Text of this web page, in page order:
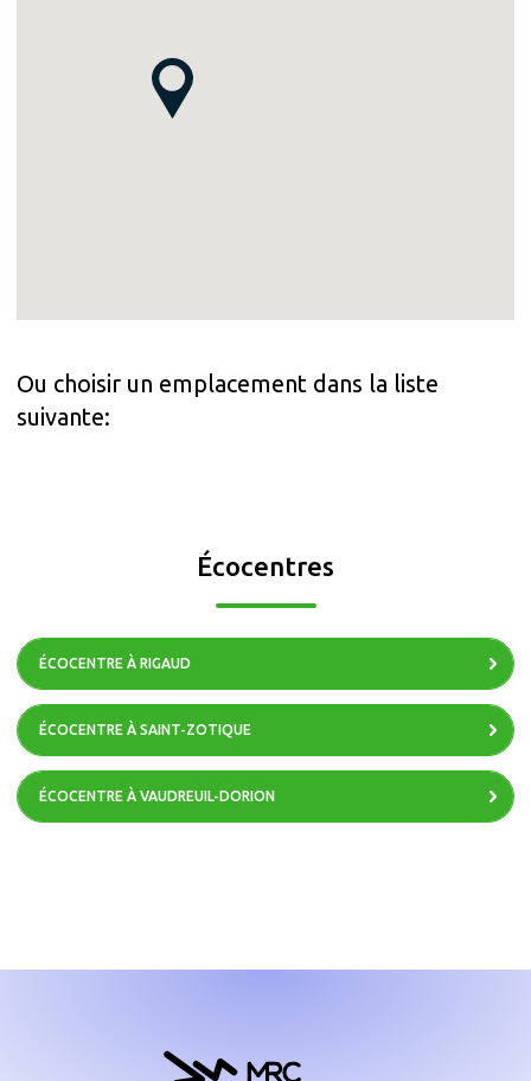
Ou choisir un emplacement dans la liste
suivante:
Écocentres
ÉCOCENTRE À RIGAUD
ÉCOCENTRE À SAINT-ZOTIQUE
ÉCOCENTRE À VAUDREUIL-DORION